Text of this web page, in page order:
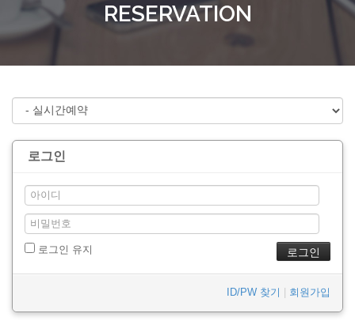
RESERVATION
로그인
로그인 유지
ID/PW 찾기 회원가입